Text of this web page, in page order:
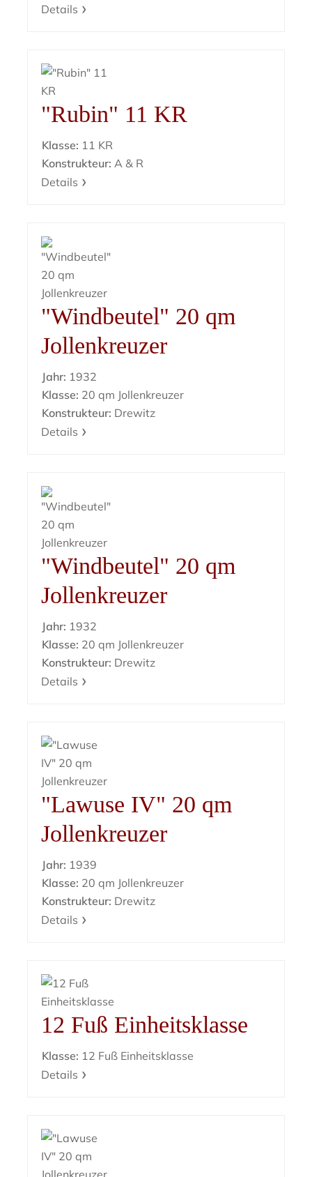
Details
"Rubin" 11 KR
Klasse: 11 KR
Konstrukteur: A & R
Details
"Windbeutel" 20 qm
Jollenkreuzer
Jahr: 1932
Klasse: 20 qm Jollenkreuzer
Konstrukteur: Drewitz
Details
"Windbeutel" 20 qm
Jollenkreuzer
Jahr: 1932
Klasse: 20 qm Jollenkreuzer
Konstrukteur: Drewitz
Details
"Lawuse IV" 20 qm
Jollenkreuzer
Jahr: 1939
Klasse: 20 qm Jollenkreuzer
Konstrukteur: Drewitz
Details
12 Fuß Einheitsklasse
Klasse: 12 Fuß Einheitsklasse
Details